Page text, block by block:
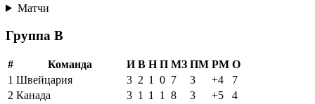
Матчи
Группа B
# Команда И В Н П МЗ ПМ РМ О
1 Швейцария 3 2 1 0 7 3 +4
7
2 Канада 3 1 1 1 8 3 +5
4